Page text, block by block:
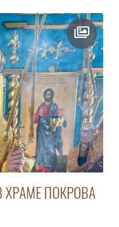
ХРАМЕ ПОКРОВА